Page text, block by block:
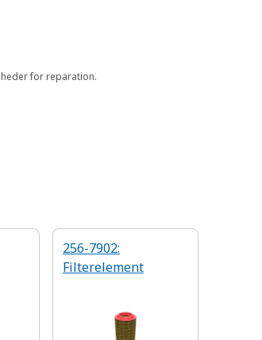
for reparation.
256-7902:
Filterelement